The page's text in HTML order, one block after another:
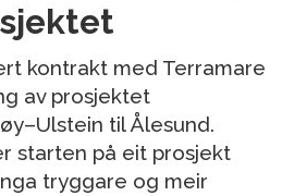
kontrakt med Terramare
av prosjektet
til Ålesund.
starten på eit prosjekt
tryggare og meir